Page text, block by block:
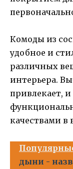
Комоды из
удобное и
различных
интерьера.
привлекает, и
качествами в
дыни -